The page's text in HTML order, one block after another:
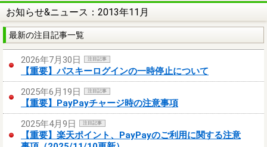
お知らせ&ニュース：2013年11月
最新の注目記事一覧
2026年7月30日 注目記事
【重要】パスキーログインの一時停止について
2025年6月19日
注目記事
【重要】PayPayチャージ時の注意事項
2025年4月9日
注目記事
【重要】楽天ポイント、PayPayのご利用に関する注意